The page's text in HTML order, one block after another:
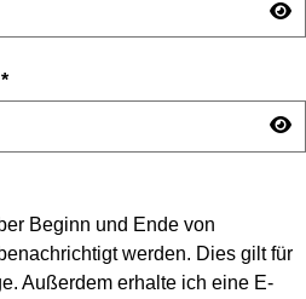
*
Beginn und Ende von
werden. Dies gilt für
Außerdem erhalte ich eine E-